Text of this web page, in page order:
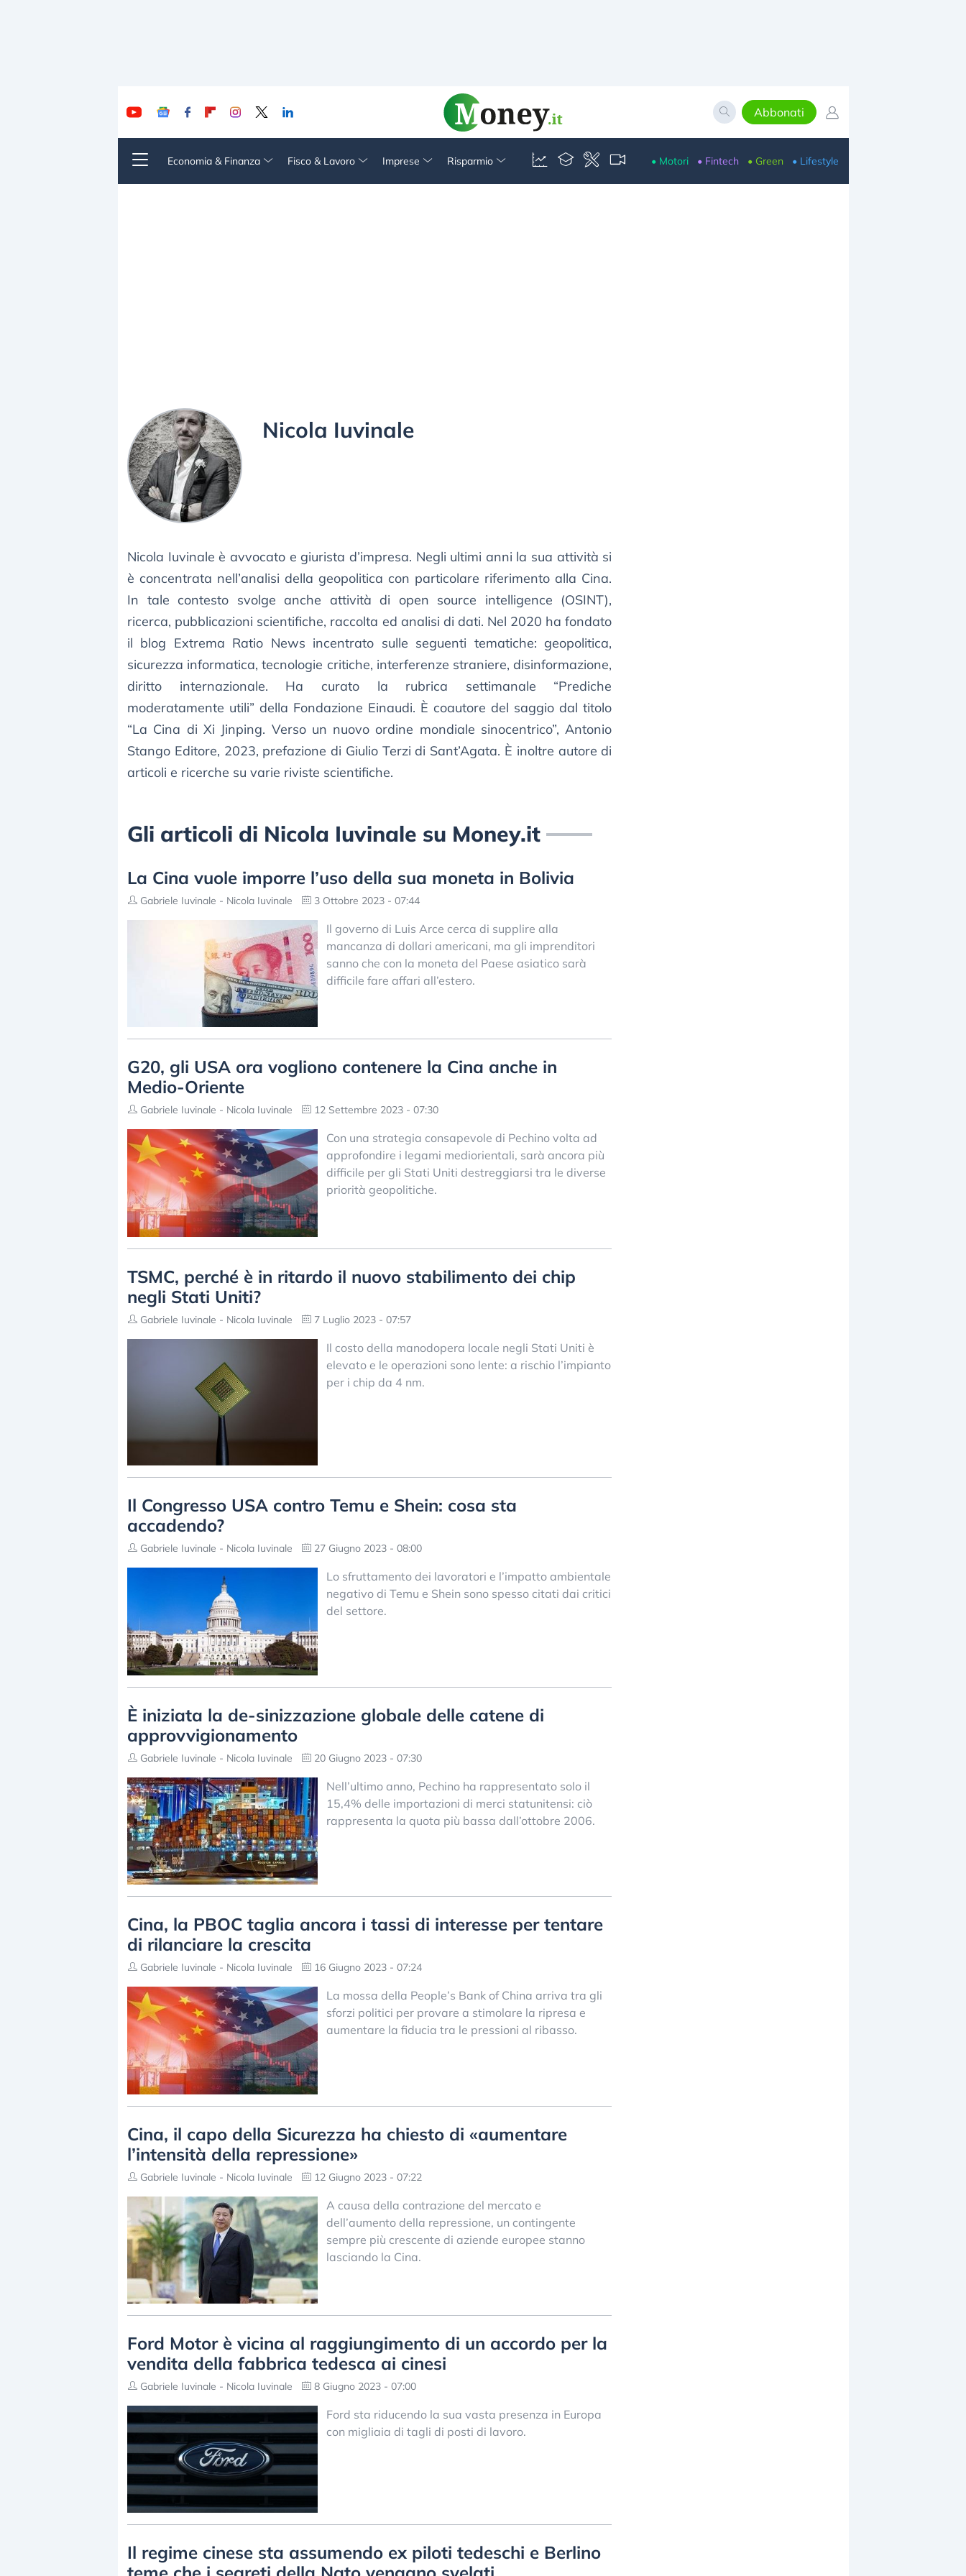
Abbonati
Economia & Finanza Fisco & Lavoro Imprese Risparmio • Motori • Fintech • Green • Lifestyle
Nicola Iuvinale
Nicola Iuvinale è avvocato e giurista d’impresa. Negli ultimi anni la sua attività si
è concentrata nell’analisi della geopolitica con particolare riferimento alla Cina.
In tale contesto svolge anche attività di open source intelligence (OSINT),
ricerca, pubblicazioni scientifiche, raccolta ed analisi di dati. Nel 2020 ha fondato
il blog Extrema Ratio News incentrato sulle seguenti tematiche: geopolitica,
sicurezza informatica, tecnologie critiche, interferenze straniere, disinformazione,
diritto internazionale. Ha curato la rubrica settimanale “Prediche
moderatamente utili” della Fondazione Einaudi. È coautore del saggio dal titolo
“La Cina di Xi Jinping. Verso un nuovo ordine mondiale sinocentrico”, Antonio
Stango Editore, 2023, prefazione di Giulio Terzi di Sant’Agata. È inoltre autore di
articoli e ricerche su varie riviste scientifiche.
Gli articoli di Nicola Iuvinale su Money.it
La Cina vuole imporre l’uso della sua moneta in Bolivia
Gabriele Iuvinale - Nicola Iuvinale 3 Ottobre 2023 - 07:44
Il governo di Luis Arce cerca di supplire alla
mancanza di dollari americani, ma gli imprenditori
sanno che con la moneta del Paese asiatico sarà
difficile fare affari all’estero.
G20, gli USA ora vogliono contenere la Cina anche in
Medio-Oriente
Gabriele Iuvinale - Nicola Iuvinale 12 Settembre 2023 - 07:30
Con una strategia consapevole di Pechino volta ad
approfondire i legami mediorientali, sarà ancora più
difficile per gli Stati Uniti destreggiarsi tra le diverse
priorità geopolitiche.
TSMC, perché è in ritardo il nuovo stabilimento dei chip
negli Stati Uniti?
Gabriele Iuvinale - Nicola Iuvinale 7 Luglio 2023 - 07:57
Il costo della manodopera locale negli Stati Uniti è
elevato e le operazioni sono lente: a rischio l’impianto
per i chip da 4 nm.
Il Congresso USA contro Temu e Shein: cosa sta
accadendo?
Gabriele Iuvinale - Nicola Iuvinale 27 Giugno 2023 - 08:00
Lo sfruttamento dei lavoratori e l’impatto ambientale
negativo di Temu e Shein sono spesso citati dai critici
del settore.
È iniziata la de-sinizzazione globale delle catene di
approvvigionamento
Gabriele Iuvinale - Nicola Iuvinale 20 Giugno 2023 - 07:30
Nell’ultimo anno, Pechino ha rappresentato solo il
15,4% delle importazioni di merci statunitensi: ciò
rappresenta la quota più bassa dall’ottobre 2006.
Cina, la PBOC taglia ancora i tassi di interesse per tentare
di rilanciare la crescita
Gabriele Iuvinale - Nicola Iuvinale 16 Giugno 2023 - 07:24
La mossa della People’s Bank of China arriva tra gli
sforzi politici per provare a stimolare la ripresa e
aumentare la fiducia tra le pressioni al ribasso.
Cina, il capo della Sicurezza ha chiesto di «aumentare
l’intensità della repressione»
Gabriele Iuvinale - Nicola Iuvinale 12 Giugno 2023 - 07:22
A causa della contrazione del mercato e
dell’aumento della repressione, un contingente
sempre più crescente di aziende europee stanno
lasciando la Cina.
Ford Motor è vicina al raggiungimento di un accordo per la
vendita della fabbrica tedesca ai cinesi
Gabriele Iuvinale - Nicola Iuvinale 8 Giugno 2023 - 07:00
Ford sta riducendo la sua vasta presenza in Europa
con migliaia di tagli di posti di lavoro.
Il regime cinese sta assumendo ex piloti tedeschi e Berlino